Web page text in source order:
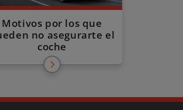
Motivos por los que
no asegurarte el
coche